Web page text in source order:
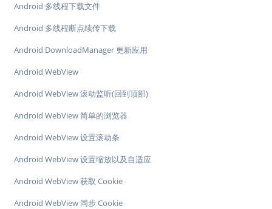
Android 多线程下载文件
Android 多线程断点续传下载
Android DownloadManager 更新应用
Android WebView
Android WebView 滚动监听(回到顶部)
Android WebView 简单的浏览器
Android WebView 设置滚动条
Android WebView 设置缩放以及自适应
Android WebView 获取 Cookie
Android WebView 同步 Cookie